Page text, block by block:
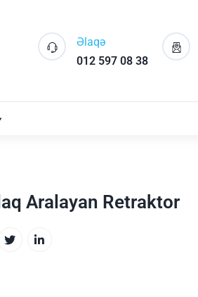
Əlaqə
012 597 08 38
Aralayan Retraktor